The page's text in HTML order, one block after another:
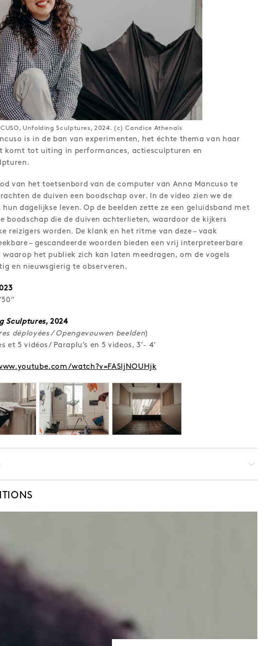
Unfolding Sculptures, 2024. (c) Candice Athenaïs
is in de ban van experimenten, het échte thema van haar
komt tot uiting in performances, actiesculpturen en
van het toetsenbord van de computer van Anna Mancuso te
de duiven een boodschap over. In de video zien we de
hun dagelijkse leven. Op de beelden zette ze een geluidsband met
boodschap die de duiven achterlieten, waardoor de kijkers
reizigers worden. De klank en het ritme van deze – vaak
– gescandeerde woorden bieden een vrij interpreteerbare
het publiek zich kan laten meedragen, om de vogels
en nieuwsgierig te observeren.
Sculptures, 2024
déployées /Opengevouwen beelden)
et 5 vidéos/ Paraplu’s en 5 videos, 3’- 4’
watch?v=FASljNOUHjk